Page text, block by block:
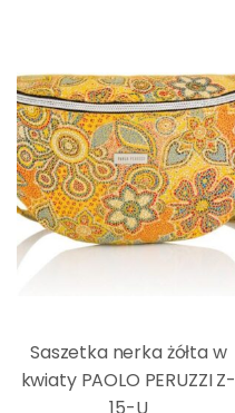
Saszetka nerka żółta w
kwiaty PAOLO PERUZZI Z-